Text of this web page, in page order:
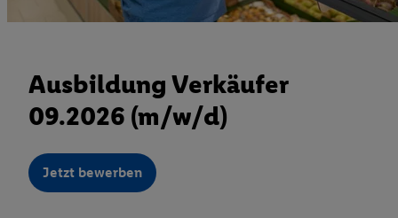
Ausbildung Verkäufer
09.2026 (m/w/d)
Jetzt bewerben